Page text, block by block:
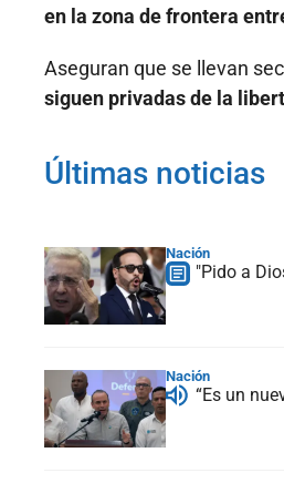
en la zona de frontera
Aseguran que se llevan
siguen privadas de la
Últimas noticias
Nación
"Pido a
Nación
“Es un